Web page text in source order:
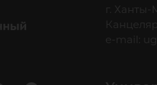
г. Ханты-
e-mail: